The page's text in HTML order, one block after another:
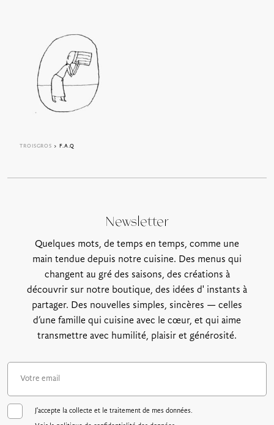
TROISGROS > F.A.Q
Newsletter
Quelques mots, de temps en temps, comme une
main tendue depuis notre cuisine. Des menus qui
changent au gré des saisons, des créations à
découvrir sur notre boutique, des idées d' instants à
partager. Des nouvelles simples, sincères — celles
d’une famille qui cuisine avec le cœur, et qui aime
transmettre avec humilité, plaisir et générosité.
J'accepte la collecte et le traitement de mes données.